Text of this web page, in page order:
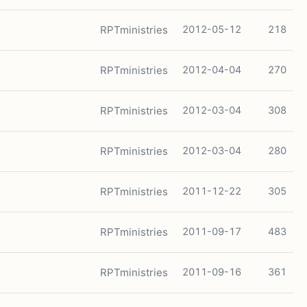
RPTministries 2012-05-12 218
RPTministries 2012-04-04 270
RPTministries 2012-03-04 308
RPTministries 2012-03-04 280
RPTministries 2011-12-22 305
RPTministries 2011-09-17 483
RPTministries 2011-09-16 361